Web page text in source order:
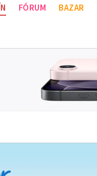
FÓRUM BAZAR